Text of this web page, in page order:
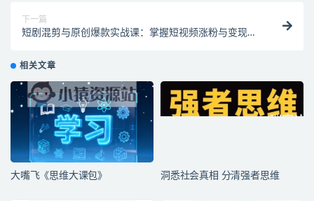
下一篇
短剧混剪与原创爆款实战课：掌握短视频涨粉与变现全
相关文章
大嘴飞《思维大课包》 洞悉社会真相 分清强者思维